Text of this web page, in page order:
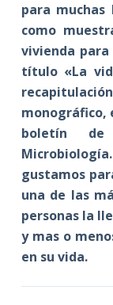
para muchas
como
vivienda
título «La
monográfico,
boletín
gustamos
una de las
personas la
y mas o
en su vida.